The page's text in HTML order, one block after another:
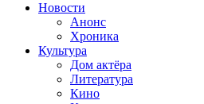
Новости
Анонс
Хроника
Культура
Дом актёра
Литература
Кино